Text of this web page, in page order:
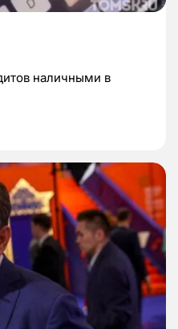
наличными в